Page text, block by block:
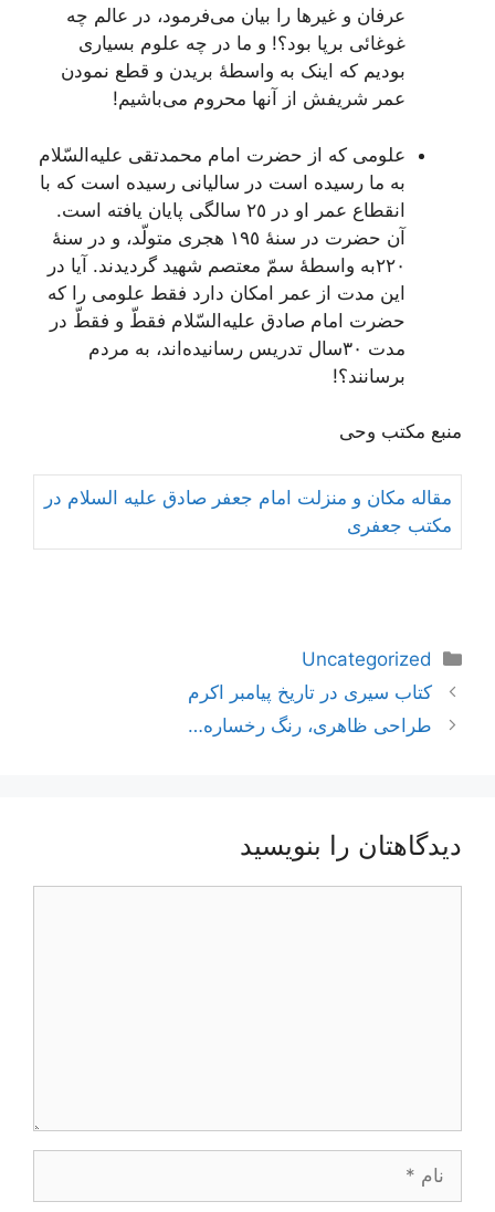
عرفان‌ و غیرها را بیان‌ می‌فرمود، در عالم‌ چه‌
غوغائی‌ برپا بود؟! و ما در چه‌ علوم‌ بسیاری‌
بودیم‌ که‌ اینک‌ به‌ واسطۀ بریدن‌ و قطع‌ نمودن‌
عمر شریفش‌ از آنها محروم‌ می‌باشیم‌!
علومی‌ که‌ از حضرت‌ امام‌ محمدتقی‌ علیه‌السّلام
به‌ ما رسیده‌ است‌ در سالیانی‌ رسیده‌ است‌ که‌ با
انقطاع‌ عمر او در ٢٥ سالگی‌ پایان‌ یافته‌ است‌.
آن‌ حضرت‌ در سنۀ ١٩٥ هجری‌ متولّد، و در سنۀ
٢٢٠به‌ واسطۀ سمّ معتصم‌ شهید گردیدند. آیا در
این‌ مدت‌ از عمر امکان‌ دارد فقط‌ علومی‌ را که‌
حضرت‌ امام‌ صادق‌ علیه‌السّلام فقطّ و فقطّ در
مدت‌ ٣٠سال‌ تدریس‌ رسانیده‌اند، به‌ مردم‌
برسانند؟!
منبع مکتب وحی
مقاله مکان و منزلت امام جعفر صادق علیه السلام در
مکتب جعفری
دسته‌ها
Uncategorized
ناوبری
نوشته‌ها
کتاب سیری در تاریخ پیامبر اکرم
طراحی ظاهری، رنگ رخساره…
دیدگاهتان را بنویسید